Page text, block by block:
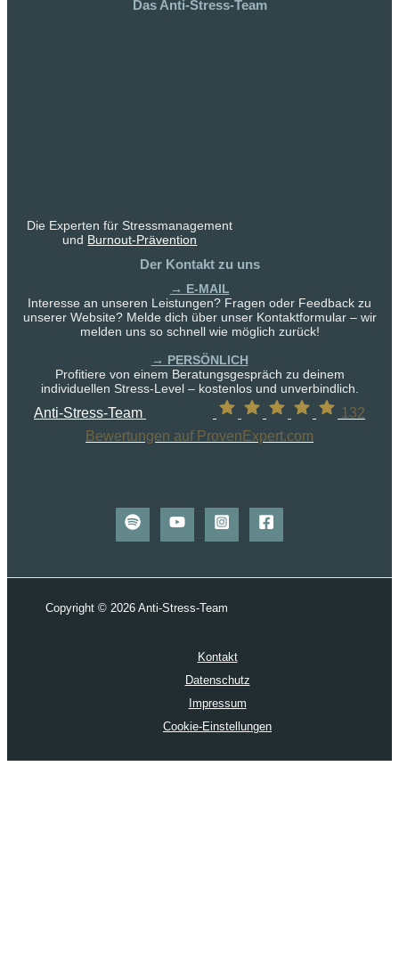
Das Anti-Stress-Team
Die Experten für Stressmanagement
und Burnout-Prävention
Der Kontakt zu uns
→ E-MAIL
Interesse an unseren Leistungen? Fragen oder Feedback zu
unserer Website? Melde dich über unser Kontaktformular – wir
melden uns so schnell wie möglich zurück!
→ PERSÖNLICH
Profitiere von einem Beratungsgespräch zu deinem
individuellen Stress-Level – kostenlos und unverbindlich.
Anti-Stress-Team
132
Bewertungen auf ProvenExpert.com
Copyright © 2026 Anti-Stress-Team
Kontakt
Datenschutz
Impressum
Cookie-Einstellungen